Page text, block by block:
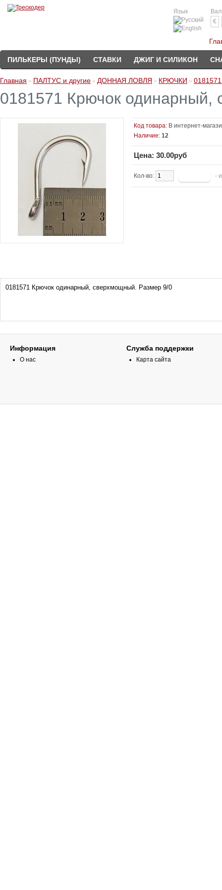
Язык
€
ПИЛЬКЕРЫ (ПУНДЫ) СТАВКИ ДЖИГ И СИЛИКОН
Главная » ПАЛТУС и другие » ДОННАЯ ЛОВЛЯ » КРЮЧКИ »
0181571 Крючок
Код товара: В интернет-
Наличие: 12
Цена: 30.00руб
Кол-во: -
0181571 Крючок одинарный, сверхмощный. Размер 9/0
Информация
О нас
Служба поддержки
Карта сайта